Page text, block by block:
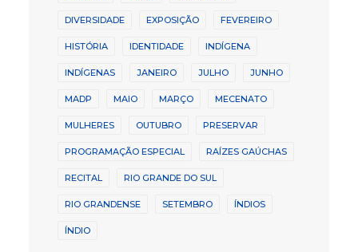
DIVERSIDADE EXPOSIÇÃO FEVEREIRO
HISTÓRIA IDENTIDADE INDÍGENA
INDÍGENAS JANEIRO JULHO JUNHO
MADP MAIO MARÇO MECENATO
MULHERES OUTUBRO PRESERVAR
PROGRAMAÇÃO ESPECIAL RAÍZES GAÚCHAS
RECITAL RIO GRANDE DO SUL
RIO GRANDENSE SETEMBRO ÍNDIOS
ÍNDIO